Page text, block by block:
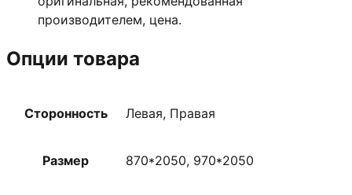
производителем, цена.
Опции товара
Сторонность Левая, Правая
Размер 870*2050, 970*2050